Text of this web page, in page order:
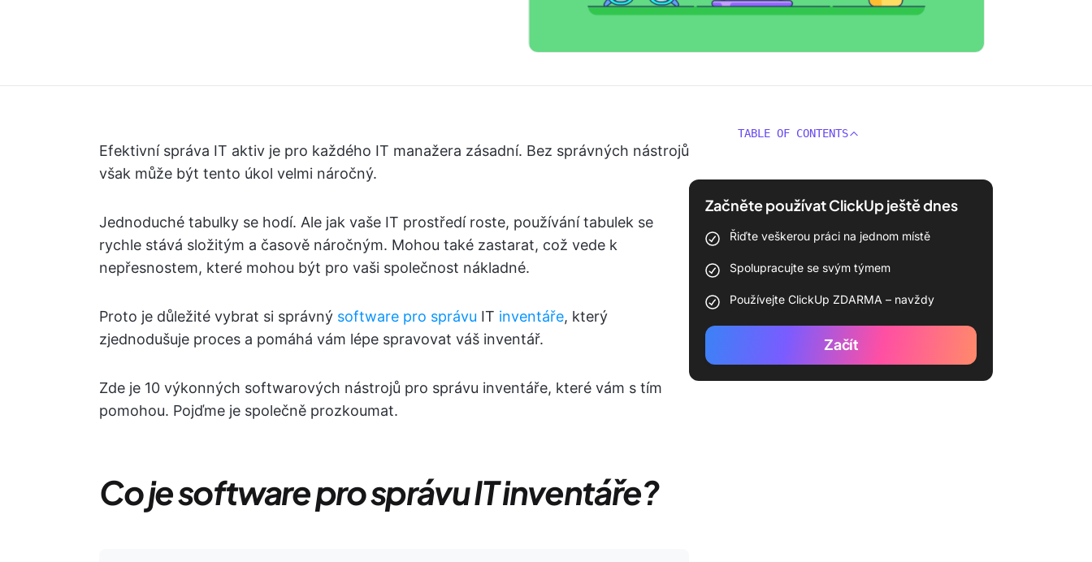
Efektivní správa IT aktiv je pro každého IT manažera zásadní. Bez správných nástrojů
však může být tento úkol velmi náročný.
Jednoduché tabulky se hodí. Ale jak vaše IT prostředí roste, používání tabulek se
rychle stává složitým a časově náročným. Mohou také zastarat, což vede k
nepřesnostem, které mohou být pro vaši společnost nákladné.
Proto je důležité vybrat si správný software pro správu IT inventáře, který
zjednodušuje proces a pomáhá vám lépe spravovat váš inventář.
Zde je 10 výkonných softwarových nástrojů pro správu inventáře, které vám s tím
pomohou. Pojďme je společně prozkoumat.
Co je software pro správu IT inventáře?
TABLE OF CONTENTS
Začněte používat ClickUp ještě dnes
Řiďte veškerou práci na jednom místě
Spolupracujte se svým týmem
Používejte ClickUp ZDARMA – navždy
Začít